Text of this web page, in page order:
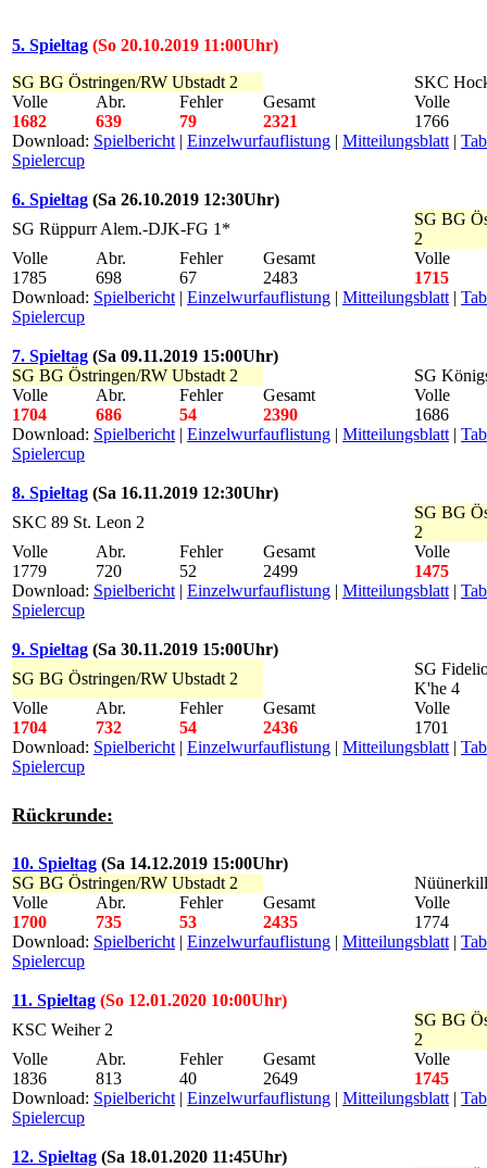
5. Spieltag (So 20.10.2019 11:00Uhr)
SG BG Östringen/RW Ubstadt 2
SKC
Volle
Abr. Fehler Gesamt
Volle
1682
639 79 2321
1766
Download: Spielbericht | Einzelwurfauflistung | Mitteilungsblatt |
Spielercup
6. Spieltag (Sa 26.10.2019 12:30Uhr)
SG Rüppurr Alem.-DJK-FG 1*
SG BG
2
Volle
Abr. Fehler Gesamt
Volle
1785
698 67 2483
1715
Download: Spielbericht | Einzelwurfauflistung | Mitteilungsblatt |
Spielercup
7. Spieltag (Sa 09.11.2019 15:00Uhr)
SG BG Östringen/RW Ubstadt 2
SG
Volle
Abr. Fehler Gesamt
Volle
1704
686 54 2390
1686
Download: Spielbericht | Einzelwurfauflistung | Mitteilungsblatt |
Spielercup
8. Spieltag (Sa 16.11.2019 12:30Uhr)
SKC 89 St. Leon 2
SG BG
2
Volle
Abr. Fehler Gesamt
Volle
1779
720 52 2499
1475
Download: Spielbericht | Einzelwurfauflistung | Mitteilungsblatt |
Spielercup
9. Spieltag (Sa 30.11.2019 15:00Uhr)
SG BG Östringen/RW Ubstadt 2
SG
K'he 4
Volle
Abr. Fehler Gesamt
Volle
1704
732 54 2436
1701
Download: Spielbericht | Einzelwurfauflistung | Mitteilungsblatt |
Spielercup
Rückrunde:
10. Spieltag (Sa 14.12.2019 15:00Uhr)
SG BG Östringen/RW Ubstadt 2
Volle
Abr. Fehler Gesamt
Volle
1700
735 53 2435
1774
Download: Spielbericht | Einzelwurfauflistung | Mitteilungsblatt |
Spielercup
11. Spieltag (So 12.01.2020 10:00Uhr)
KSC Weiher 2
SG BG
2
Volle
Abr. Fehler Gesamt
Volle
1836
813 40 2649
1745
Download: Spielbericht | Einzelwurfauflistung | Mitteilungsblatt |
Spielercup
12. Spieltag (Sa 18.01.2020 11:45Uhr)